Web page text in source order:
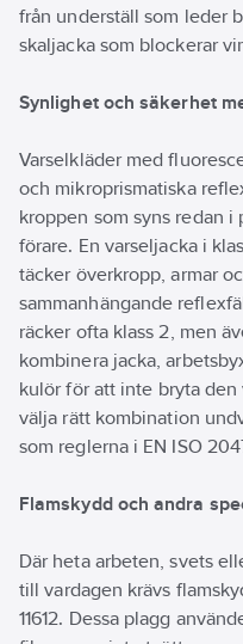
från underställ som leder
skaljacka som blockerar
Synlighet och säkerhet
Varselkläder med
och mikroprismatiska
kroppen som syns redan
förare. En varseljacka i
täcker överkropp, armar
sammanhängande
räcker ofta klass 2, men
kombinera jacka,
kulör för att inte bryta
välja rätt kombination
som reglerna i EN ISO
Flamskydd och andra
Där heta arbeten, svets
till vardagen krävs
11612. Dessa plagg